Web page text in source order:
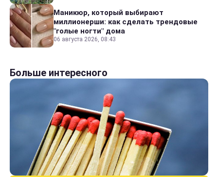
Маникюр, который выбирают
миллионерши: как сделать трендовые
"голые ногти" дома
06 августа 2026, 08:43
Больше интересного